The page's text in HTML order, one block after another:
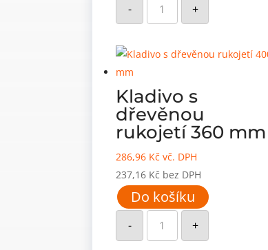
- dřevěnou
rukojetí
množství
+
Kladivo s
dřevěnou
rukojetí 360 mm
286,96 Kč vč. DPH
237,16 Kč bez DPH
Do košíku
-
Kladivo
dřevěnou
rukojetí
+